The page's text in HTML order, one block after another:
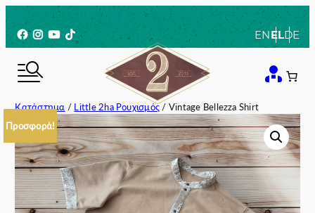
στο
περιεχόμενο
Facebook
Instagram
YouTube
TikTok ENELDE
Κατάστημα / Little 2ha Ρουχισμός/ Vintage Bellezza Shirt
Προσφορά!